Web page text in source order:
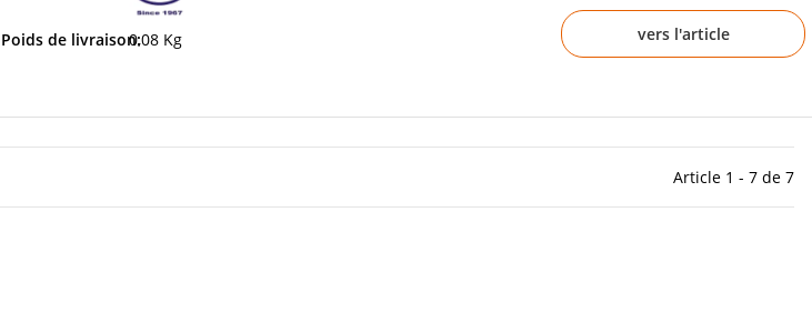
Poids de livraison:0,08 Kg vers l'article
Article 1 - 7 de 7